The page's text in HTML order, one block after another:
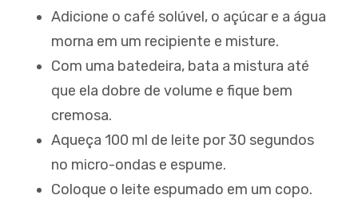
Adicione o café solúvel, o açúcar e a água
morna em um recipiente e misture.
Com uma batedeira, bata a mistura até
que ela dobre de volume e fique bem
cremosa.
Aqueça 100 ml de leite por 30 segundos
no micro-ondas e espume.
Coloque o leite espumado em um copo.